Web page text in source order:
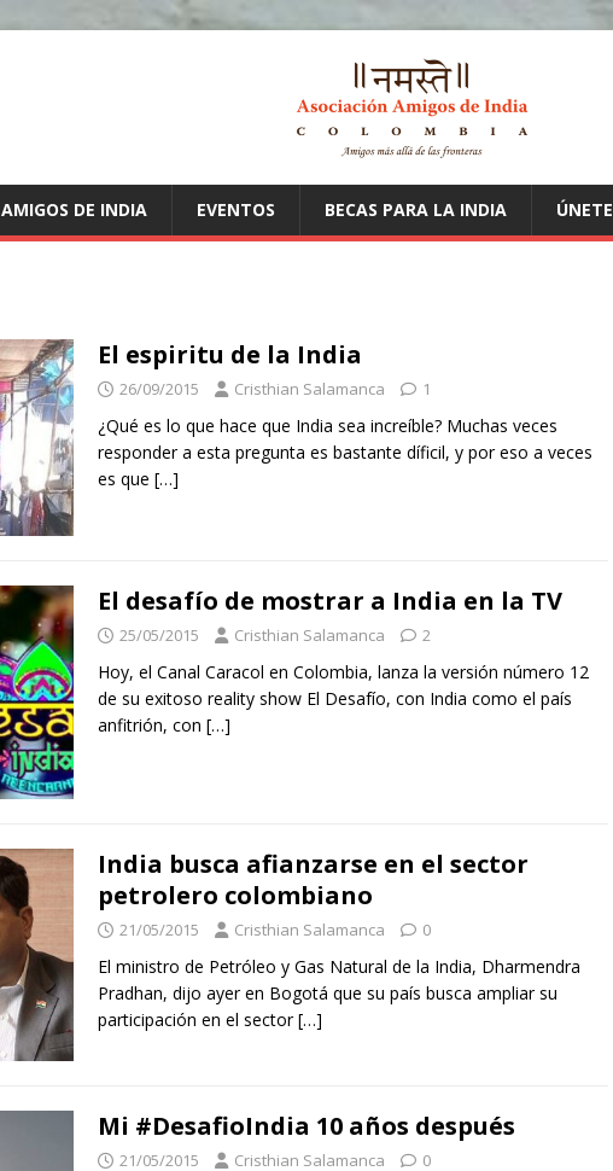
AMIGOS DE INDIA EVENTOS BECAS PARA LA INDIA ÚNETE
El espiritu de la India
26/09/2015 Cristhian Salamanca 1
¿Qué es lo que hace que India sea increíble? Muchas veces
responder a esta pregunta es bastante díficil, y por eso a veces
es que […]
El desafío de mostrar a India en la TV
25/05/2015 Cristhian Salamanca 2
Hoy, el Canal Caracol en Colombia, lanza la versión número 12
de su exitoso reality show El Desafío, con India como el país
anfitrión, con […]
India busca afianzarse en el sector
petrolero colombiano
21/05/2015 Cristhian Salamanca 0
El ministro de Petróleo y Gas Natural de la India, Dharmendra
Pradhan, dijo ayer en Bogotá que su país busca ampliar su
participación en el sector[…]
Mi #DesafioIndia 10 años después
21/05/2015 Cristhian Salamanca 0